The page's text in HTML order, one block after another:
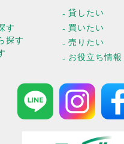
す
探す
貸したい
買いたい
売りたい
お役立ち情報